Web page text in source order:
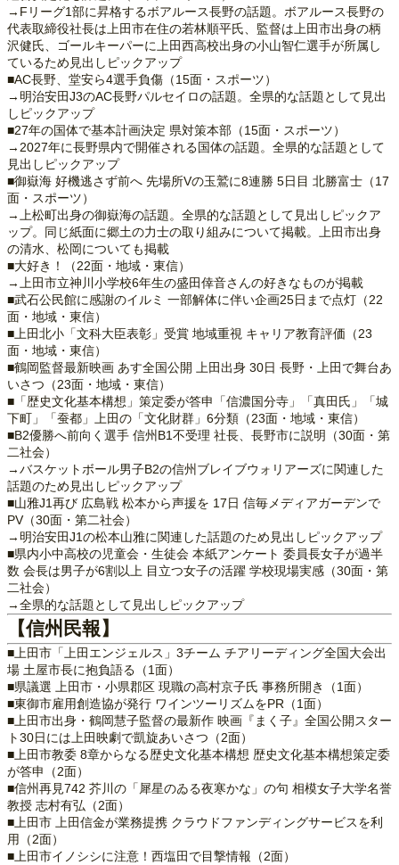
→Fリーグ1部に昇格するボアルース長野の話題。ボアルース長野の
代表取締役社長は上田市在住の若林順平氏、監督は上田市出身の柄
沢健氏、ゴールキーパーに上田西高校出身の小山智仁選手が所属し
ているため見出しピックアップ
■AC長野、堂安ら4選手負傷（15面・スポーツ）
→明治安田J3のAC長野パルセイロの話題。全県的な話題として見出
しピックアップ
■27年の国体で基本計画決定 県対策本部（15面・スポーツ）
→2027年に長野県内で開催される国体の話題。全県的な話題として
見出しピックアップ
■御嶽海 好機逃さず前へ 先場所Vの玉鷲に8連勝 5日目 北勝富士（17
面・スポーツ）
→上松町出身の御嶽海の話題。全県的な話題として見出しピックア
ップ。同じ紙面に郷土の力士の取り組みについて掲載。上田市出身
の清水、松岡についても掲載
■大好き！（22面・地域・東信）
→上田市立神川小学校6年生の盛田倖音さんの好きなものが掲載
■武石公民館に感謝のイルミ 一部解体に伴い企画25日まで点灯（22
面・地域・東信）
■上田北小「文科大臣表彰」受賞 地域重視 キャリア教育評価（23
面・地域・東信）
■鶴岡監督最新映画 あす全国公開 上田出身 30日 長野・上田で舞台あ
いさつ（23面・地域・東信）
■「歴史文化基本構想」策定委が答申「信濃国分寺」「真田氏」「城
下町」「蚕都」上田の「文化財群」6分類（23面・地域・東信）
■B2優勝へ前向く選手 信州B1不受理 社長、長野市に説明（30面・第
二社会）
→バスケットボール男子B2の信州ブレイブウォリアーズに関連した
話題のため見出しピックアップ
■山雅J1再び 広島戦 松本から声援を 17日 信毎メディアガーデンで
PV（30面・第二社会）
→明治安田J1の松本山雅に関連した話題のため見出しピックアップ
■県内小中高校の児童会・生徒会 本紙アンケート 委員長女子が過半
数 会長は男子が6割以上 目立つ女子の活躍 学校現場実感（30面・第
二社会）
→全県的な話題として見出しピックアップ
【信州民報】
■上田市「上田エンジェルス」3チーム チアリーディング全国大会出
場 土屋市長に抱負語る（1面）
■県議選 上田市・小県郡区 現職の高村京子氏 事務所開き（1面）
■東御市雇用創造協が発行 ワインツーリズムをPR（1面）
■上田市出身・鶴岡慧子監督の最新作 映画『まく子』全国公開スター
ト30日には上田映劇で凱旋あいさつ（2面）
■上田市教委 8章からなる歴史文化基本構想 歴史文化基本構想策定委
が答申（2面）
■信州再見742 芥川の「犀星のゐる夜寒かな」の句 相模女子大学名誉
教授 志村有弘（2面）
■上田市 上田信金が業務提携 クラウドファンディングサービスを利
用（2面）
■上田市イノシシに注意！西塩田で目撃情報（2面）